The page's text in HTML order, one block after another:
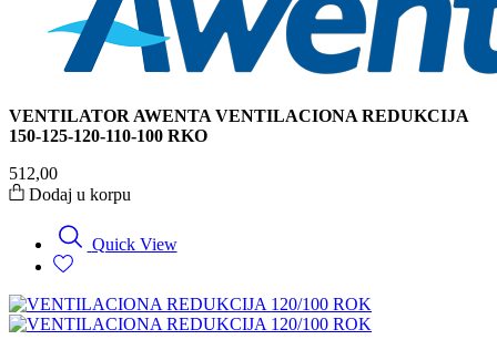
VENTILATOR AWENTA VENTILACIONA REDUKCIJA
150-125-120-110-100 RKO
512,00
Dodaj u korpu
Quick View